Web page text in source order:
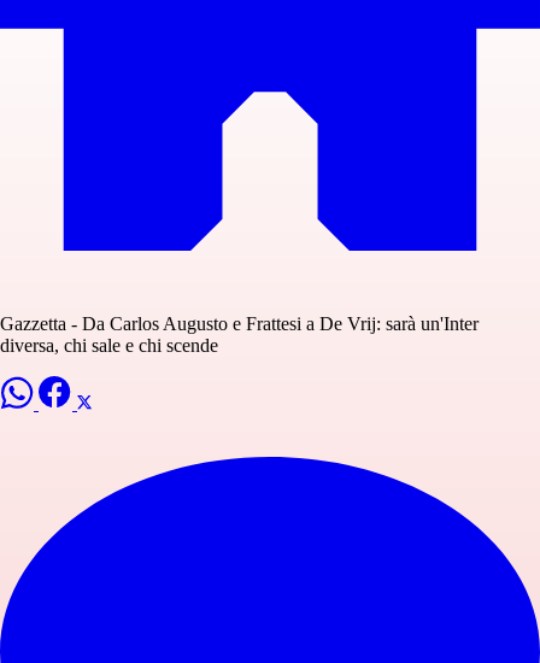
Gazzetta - Da Carlos Augusto e Frattesi a De Vrij: sarà un'Inter
diversa, chi sale e chi scende